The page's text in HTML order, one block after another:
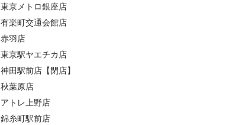
東京メトロ銀座店
有楽町交通会館店
赤羽店
東京駅ヤエチカ店
神田駅前店【閉店】
秋葉原店
アトレ上野店
錦糸町駅前店